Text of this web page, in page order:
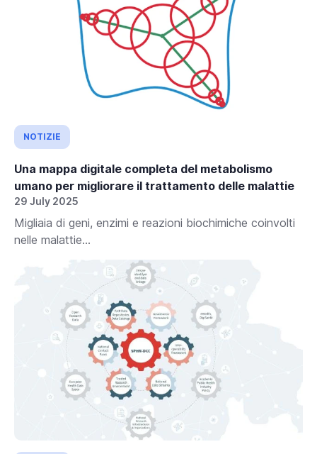
NOTIZIE
Una mappa digitale completa del metabolismo
umano per migliorare il trattamento delle malattie
29 July 2025
Migliaia di geni, enzimi e reazioni biochimiche coinvolti
nelle malattie...